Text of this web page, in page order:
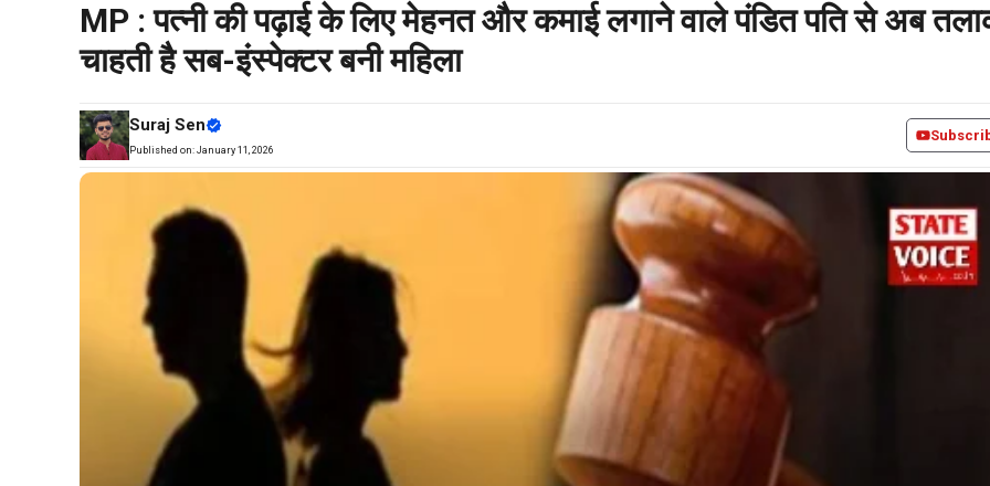
MP : पत्नी की पढ़ाई के लिए मेहनत और कमाई लगाने वाले पंडित पति से अब
चाहती है सब-इंस्पेक्टर बनी महिला
Suraj Sen
Published on: January 11, 2026